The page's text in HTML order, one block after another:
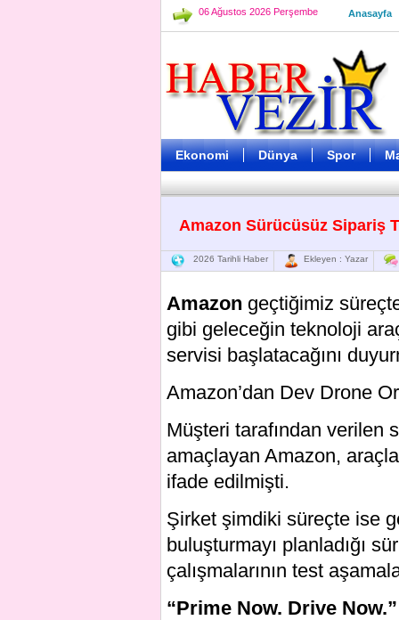
06 Ağustos 2026 Perşembe Anasayfa
Ekonomi Dünya Spor
Amazon Sürücüsüz Sipariş
2026 Tarihli Haber Ekleyen : Yazar
Amazon geçtiğimiz
gibi geleceğin teknoloji
servisi başlatacağını
Amazon’dan Dev Drone
Müşteri tarafından verilen
amaçlayan Amazon,
ifade edilmişti.
Şirket şimdiki süreçte ise
buluşturmayı planladığı
çalışmalarının test
“Prime Now. Drive Now.”